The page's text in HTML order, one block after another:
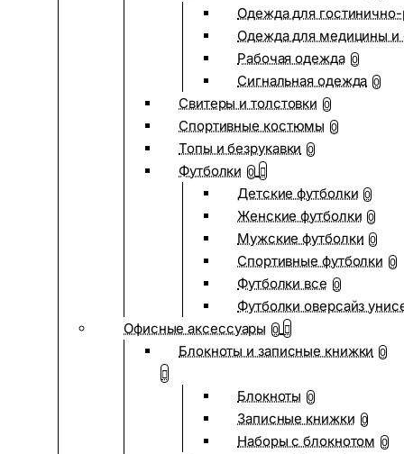
Одежда для
Одежда для медицины и
Рабочая одежда 0
Сигнальная одежда 0
Свитеры и толстовки 0
Спортивные костюмы 0
Топы и безрукавки 0
Футболки 0
Детские футболки 0
Женские футболки 0
Мужские футболки 0
Спортивные футболки 0
Футболки все 0
Футболки оверсайз
Офисные аксессуары 0
Блокноты и записные книжки 0
Блокноты 0
Записные книжки 0
Наборы с блокнотом 0